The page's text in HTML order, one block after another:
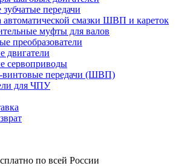
передачи
автоматической смазки ШВП и кареток
муфты для валов
преобразователи
двигатели
сервоприводы
передачи (ШВП)
для ЧПУ
по всей России